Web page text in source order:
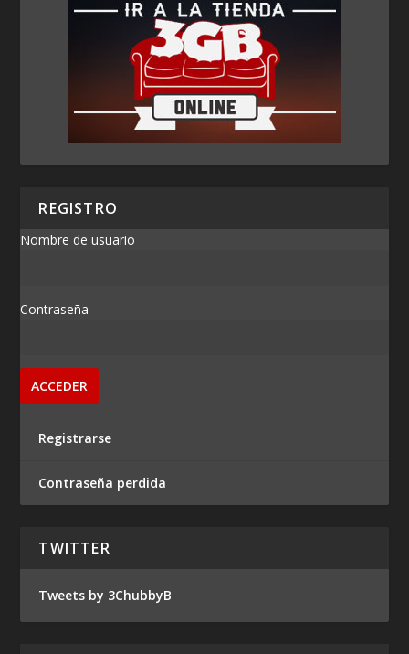
REGISTRO
Nombre de usuario
Contraseña
Registrarse
Contraseña perdida
TWITTER
Tweets by 3ChubbyB